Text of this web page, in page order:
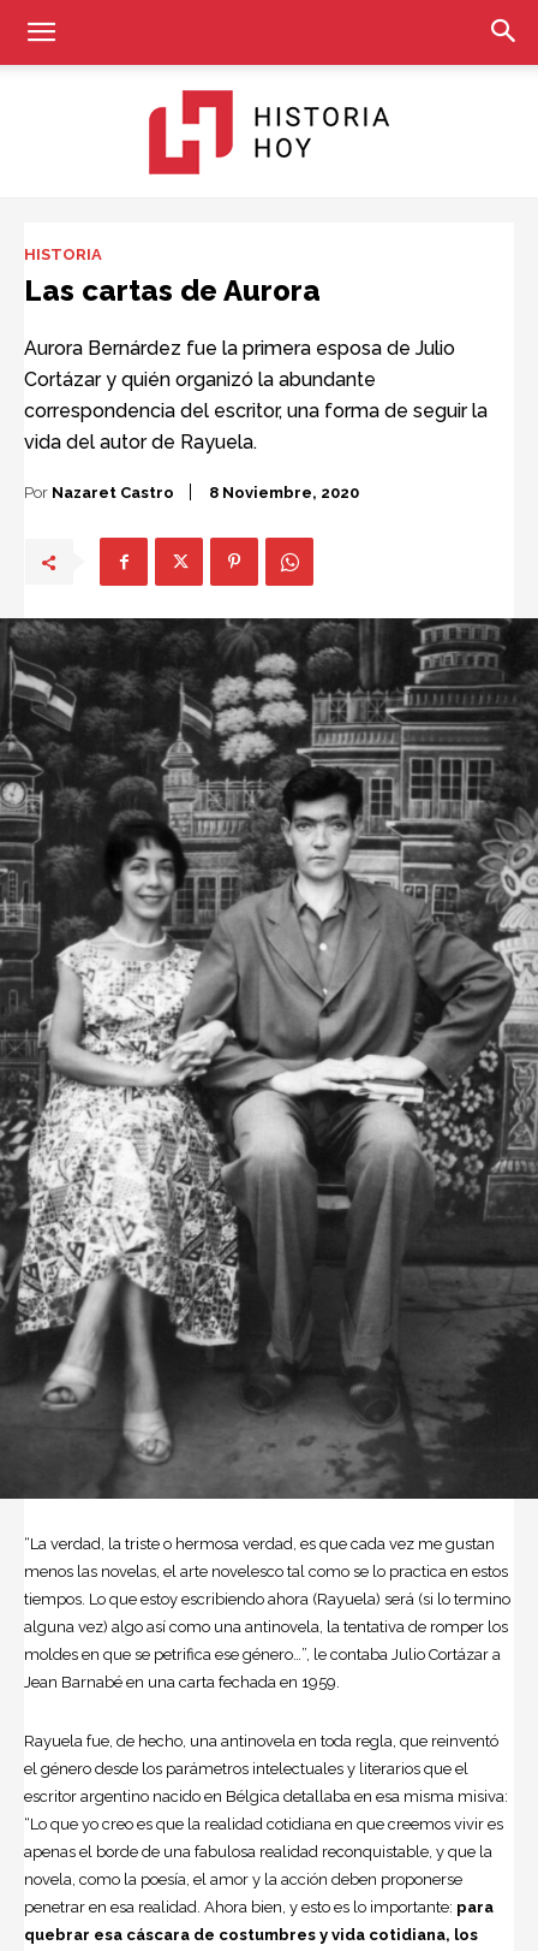
HISTORIA
Las cartas de Aurora
Aurora Bernárdez fue la primera esposa de Julio
Cortázar y quién organizó la abundante
correspondencia del escritor, una forma de seguir la
vida del autor de Rayuela.
Por Nazaret Castro 8 Noviembre, 2020
“La verdad, la triste o hermosa verdad, es que cada vez me gustan
menos las novelas, el arte novelesco tal como se lo practica en estos
tiempos. Lo que estoy escribiendo ahora (Rayuela) será (si lo termino
alguna vez) algo así como una antinovela, la tentativa de romper los
moldes en que se petrifica ese género…”, le contaba Julio Cortázar a
Jean Barnabé en una carta fechada en 1959.
Rayuela fue, de hecho, una antinovela en toda regla, que reinventó
el género desde los parámetros intelectuales y literarios que el
escritor argentino nacido en Bélgica detallaba en esa misma misiva:
“Lo que yo creo es que la realidad cotidiana en que creemos vivir es
apenas el borde de una fabulosa realidad reconquistable, y que la
novela, como la poesía, el amor y la acción deben proponerse
penetrar en esa realidad. Ahora bien, y esto es lo importante: para
quebrar esa cáscara de costumbres y vida cotidiana, los